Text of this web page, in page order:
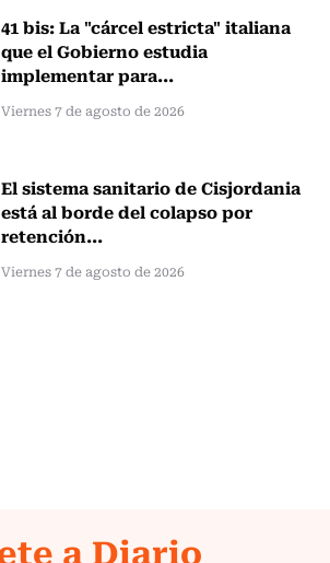
41 bis: La "cárcel estricta" italiana
que el Gobierno estudia
implementar para...
Viernes 7 de agosto de 2026
El sistema sanitario de Cisjordania
está al borde del colapso por
retención...
Viernes 7 de agosto de 2026